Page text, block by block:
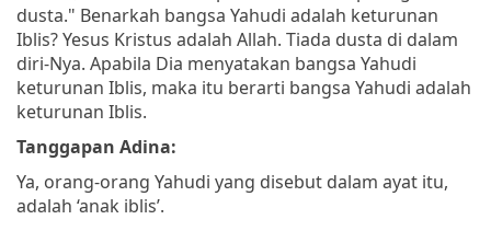
dusta." Benarkah bangsa Yahudi adalah keturunan
Iblis? Yesus Kristus adalah Allah. Tiada dusta di dalam
diri-Nya. Apabila Dia menyatakan bangsa Yahudi
keturunan Iblis, maka itu berarti bangsa Yahudi adalah
keturunan Iblis.
Tanggapan Adina:
Ya, orang-orang Yahudi yang disebut dalam ayat itu,
adalah ‘anak iblis’.